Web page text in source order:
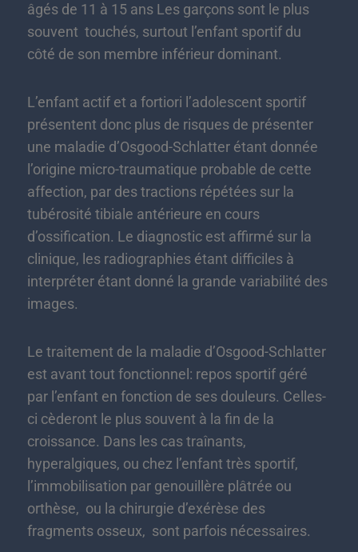
âgés de 11 à 15 ans Les garçons sont le plus
souvent touchés, surtout l’enfant sportif du
côté de son membre inférieur dominant.
L’enfant actif et a fortiori l’adolescent sportif
présentent donc plus de risques de présenter
une maladie d’Osgood-Schlatter étant donnée
l’origine micro-traumatique probable de cette
affection, par des tractions répétées sur la
tubérosité tibiale antérieure en cours
d’ossification. Le diagnostic est affirmé sur la
clinique, les radiographies étant difficiles à
interpréter étant donné la grande variabilité des
images.
Le traitement de la maladie d’Osgood-Schlatter
est avant tout fonctionnel: repos sportif géré
par l’enfant en fonction de ses douleurs. Celles-
ci cèderont le plus souvent à la fin de la
croissance. Dans les cas traînants,
hyperalgiques, ou chez l’enfant très sportif,
l’immobilisation par genouillère plâtrée ou
orthèse, ou la chirurgie d’exérèse des
fragments osseux, sont parfois nécessaires.